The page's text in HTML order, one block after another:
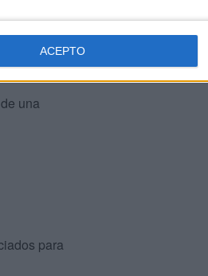
ACEPTO
certeza
una
para